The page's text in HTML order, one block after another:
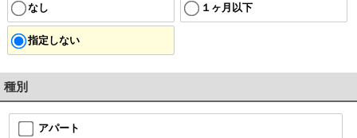
なし １ヶ月以下
指定しない
種別
アパート